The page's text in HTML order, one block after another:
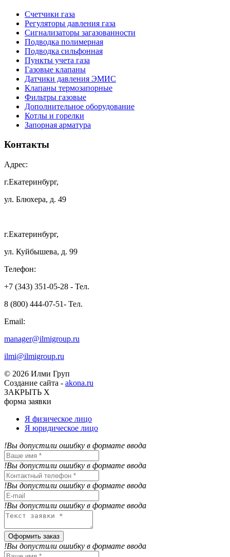
Счетчики газа
Регуляторы давления газа
Сигнализаторы загазованности
Подводка полимерная
Подводка сильфонная
Пункты учета газа
Газовые клапаны
Датчики давления ЭМИС
Клапаны термозапорные
Фильтры газовые
Дополнительное оборудование
Котлы и горелки
Запорная арматура
Контакты
Адрес:
г.Екатеринбург,
ул. Блюхера, д. 49
г.Екатеринбург,
ул. Куйбышева, д. 99
Телефон:
+7 (343) 351-05-28 - Тел.
8 (800) 444-07-51- Тел.
Email:
manager@ilmigroup.ru
ilmi@ilmigroup.ru
© 2026 Илми Груп
Создание сайта - akona.ru
ЗАКРЫТЬ Х
форма заявки
Я физическое лицо
Я юридическое лицо
!Вы допустили ошибку в формате ввода
!Вы допустили ошибку в формате ввода
!Вы допустили ошибку в формате ввода
!Вы допустили ошибку в формате ввода
Оформить заказ
!Вы допустили ошибку в формате ввода